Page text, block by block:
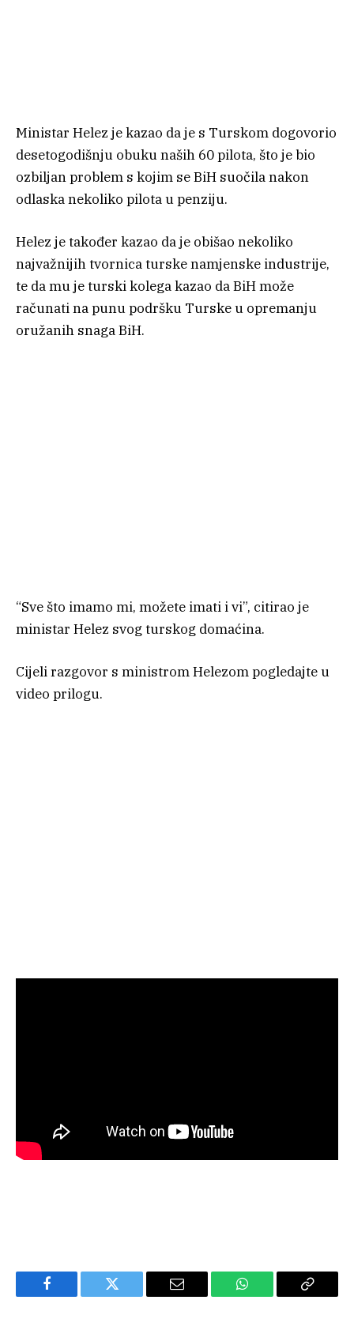
Ministar Helez je kazao da je s Turskom dogovorio
desetogodišnju obuku naših 60 pilota, što je bio
ozbiljan problem s kojim se BiH suočila nakon
odlaska nekoliko pilota u penziju.
Helez je također kazao da je obišao nekoliko
najvažnijih tvornica turske namjenske industrije,
te da mu je turski kolega kazao da BiH može
računati na punu podršku Turske u opremanju
oružanih snaga BiH.
“Sve što imamo mi, možete imati i vi”, citirao je
ministar Helez svog turskog domaćina.
Cijeli razgovor s ministrom Helezom pogledajte u
video prilogu.
Facebook Twitter Email WhatsApp Copy